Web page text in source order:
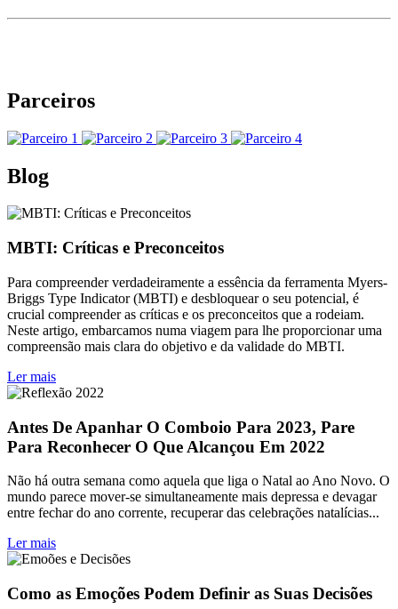
Parceiros
Blog
MBTI: Críticas e Preconceitos
Para compreender verdadeiramente a essência da ferramenta Myers-
Briggs Type Indicator (MBTI) e desbloquear o seu potencial, é
crucial compreender as críticas e os preconceitos que a rodeiam.
Neste artigo, embarcamos numa viagem para lhe proporcionar uma
compreensão mais clara do objetivo e da validade do MBTI.
Ler mais
Antes De Apanhar O Comboio Para 2023, Pare
Para Reconhecer O Que Alcançou Em 2022
Não há outra semana como aquela que liga o Natal ao Ano Novo. O
mundo parece mover-se simultaneamente mais depressa e devagar
entre fechar do ano corrente, recuperar das celebrações natalícias...
Ler mais
Como as Emoções Podem Definir as Suas Decisões